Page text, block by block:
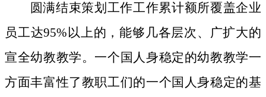
圆满结束策划工作工作累计额所覆盖企业
员工达95%以上的，能够几各层次、广扩大的
宣全幼教教学。一个国人身稳定的幼教教学一
方面丰富性了教职工们的一个国人身稳定的基